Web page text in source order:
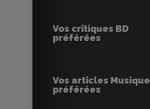
Vos critiques BD
préférées
Vos articles Musique
préférées